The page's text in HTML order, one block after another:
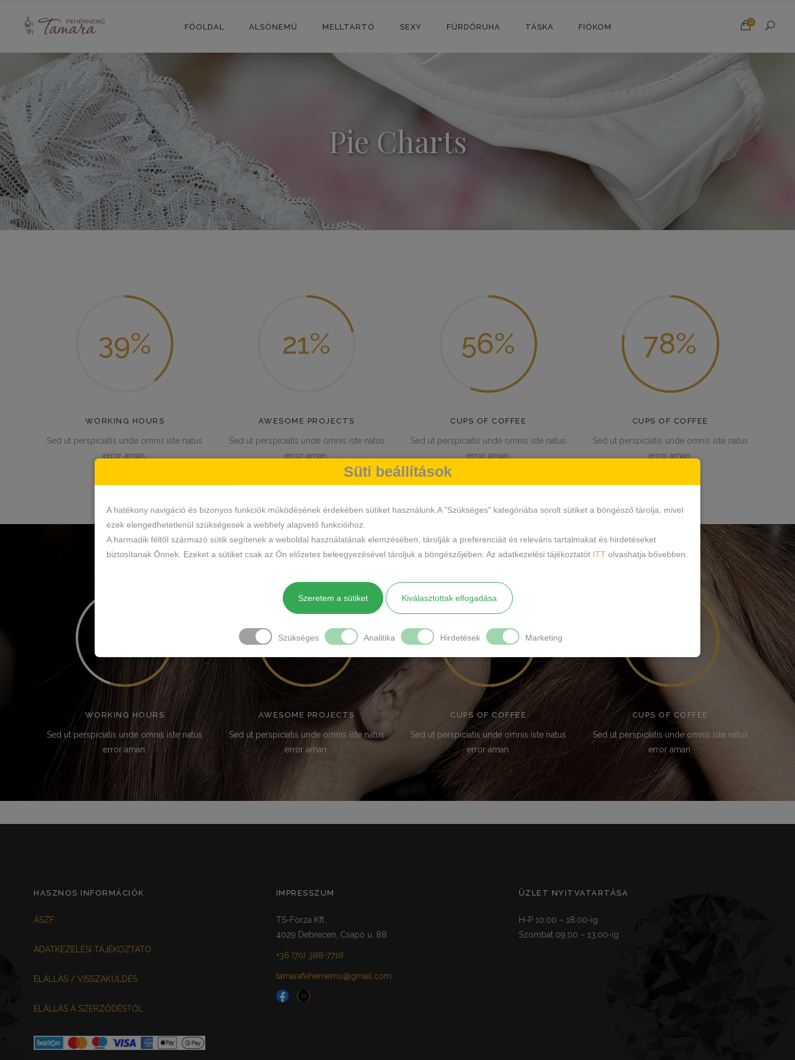
FŐOLDAL ALSÓNEMŰ MELLTARTÓ SEXY FÜRDŐRUHA TÁSKA FIÓKOM
0
Pie Charts
39
WORKING HOURS
Sed ut perspiciatis unde omnis iste natus
error aman.
21
AWESOME PROJECTS
Sed ut perspiciatis unde omnis iste natus
error aman.
56
CUPS OF COFFEE
Sed ut perspiciatis unde omnis iste natus
error aman.
78
CUPS OF COFFEE
Sed ut perspiciatis unde omnis iste natus
error aman.
WORKING HOURS
Sed ut perspiciatis unde omnis iste natus
error aman.
78
AWESOME PROJECTS
Sed ut perspiciatis unde omnis iste natus
error aman.
81
CUPS OF COFFEE
Sed ut perspiciatis unde omnis iste natus
error aman.
CUPS OF COFFEE
Sed ut perspiciatis unde omnis iste natus
error aman.
HASZNOS INFORMÁCIÓK
ÁSZF
ADATKEZELÉSI TÁJÉKOZTATÓ
ELÁLLÁS / VISSZAKÜLDÉS
ELÁLLÁS A SZERZŐDÉSTŐL
IMPRESSZUM
TS-Forza Kft
4029 Debrecen, Csapó u. 88.
+36 (70) 388-7718
tamarafehernemu@gmail.com
ÜZLET NYITVATARTÁSA
H-P 10.00 – 18.00-ig
Szombat 09.00 – 13.00-ig
Süti beállítások
A hatékony navigáció és bizonyos funkciók működésének érdekében sütiket használunk.A "Szükséges" kategóriába sorolt sütiket a böngésző tárolja, mivel
ezek elengedhetetlenül szükségesek a webhely alapvető funkcióihoz.
A harmadik féltől származó sütik segítenek a weboldal használatának elemzésében, tárolják a preferenciáit és releváns tartalmakat és hirdetéseket
biztosítanak Önnek. Ezeket a sütiket csak az Ön előzetes beleegyezésével tároljuk a böngészőjében. Az adatkezelési tájékoztatót ITT olvashatja bővebben.
Szeretem a sütiket Kiválasztottak elfogadása
Szükséges Analitika Hirdetések Marketing